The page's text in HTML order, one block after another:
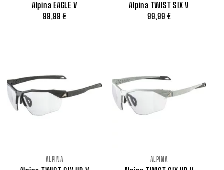
Alpina EAGLE V
99,99 €
Alpina TWIST SIX V
99,99 €
ALPINA ALPINA